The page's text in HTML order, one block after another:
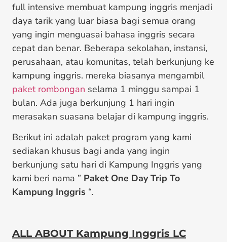
full intensive membuat kampung inggris menjadi
daya tarik yang luar biasa bagi semua orang
yang ingin menguasai bahasa inggris secara
cepat dan benar. Beberapa sekolahan, instansi,
perusahaan, atau komunitas, telah berkunjung ke
kampung inggris. mereka biasanya mengambil
paket rombongan selama 1 minggu sampai 1
bulan. Ada juga berkunjung 1 hari ingin
merasakan suasana belajar di kampung inggris.
Berikut ini adalah paket program yang kami
sediakan khusus bagi anda yang ingin
berkunjung satu hari di Kampung Inggris yang
kami beri nama ” Paket One Day Trip To
Kampung Inggris “.
ALL ABOUT Kampung Inggris LC